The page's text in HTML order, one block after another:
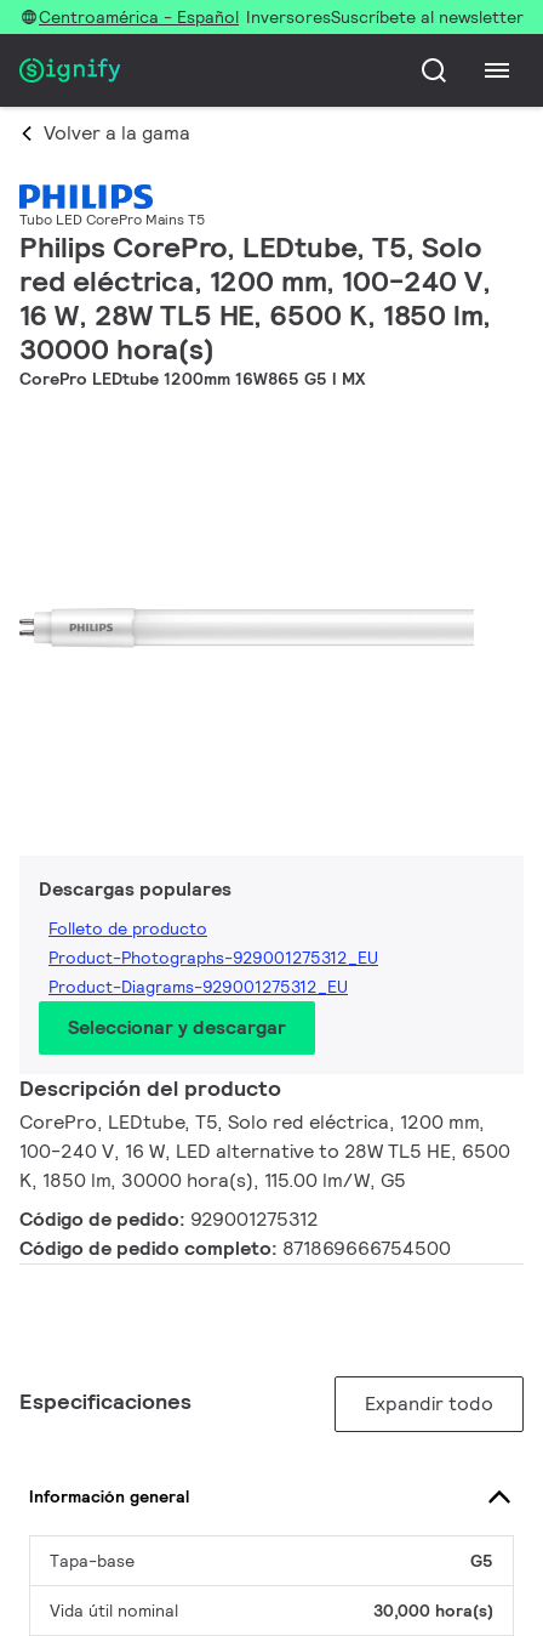
Centroamérica - Español InversoresSuscríbete al newsletter
Volver a la gama
Tubo LED CorePro Mains T5
Philips CorePro, LEDtube, T5, Solo
red eléctrica, 1200 mm, 100-240 V,
16 W, 28W TL5 HE, 6500 K, 1850 lm,
30000 hora(s)
CorePro LEDtube 1200mm 16W865 G5 I MX
Descargas populares
Folleto de producto
Product-Photographs-929001275312_EU
Product-Diagrams-929001275312_EU
Seleccionar y descargar
Descripción del producto
CorePro, LEDtube, T5, Solo red eléctrica, 1200 mm,
100-240 V, 16 W, LED alternative to 28W TL5 HE, 6500
K, 1850 lm, 30000 hora(s), 115.00 lm/W, G5
Código de pedido: 929001275312
Código de pedido completo: 871869666754500
Especificaciones Expandir todo
Información general
Tapa-base G5
Vida útil nominal 30,000 hora(s)